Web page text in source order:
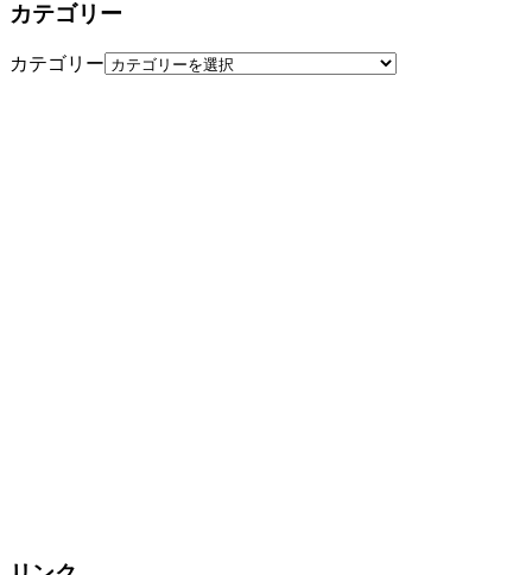
カテゴリー
カテゴリー